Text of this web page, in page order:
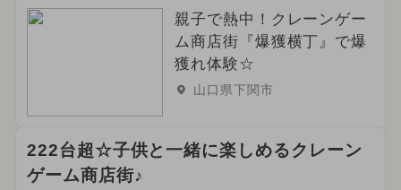
親子で熱中！クレーンゲー
ム商店街『爆獲横丁』で爆
獲れ体験☆
山口県下関市
222台超☆子供と一緒に楽しめるクレーン
ゲーム商店街♪